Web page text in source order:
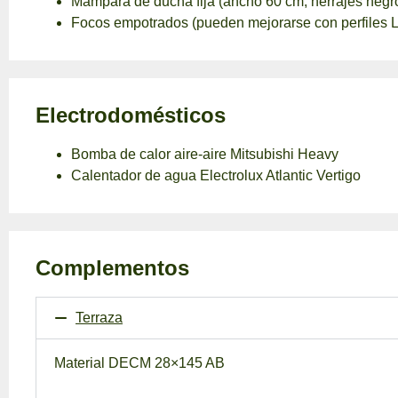
Focos empotrados (pueden mejorarse con perfiles
Electrodomésticos
Bomba de calor aire-aire Mitsubishi Heavy
Calentador de agua Electrolux Atlantic Vertigo
Complementos
Terraza
Material DECM 28×145 AB